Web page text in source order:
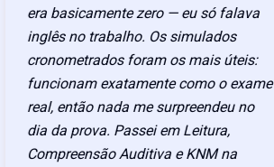
era basicamente zero — eu só falava
inglês no trabalho. Os simulados
cronometrados foram os mais úteis:
funcionam exatamente como o exame
real, então nada me surpreendeu no
dia da prova. Passei em Leitura,
Compreensão Auditiva e KNM na